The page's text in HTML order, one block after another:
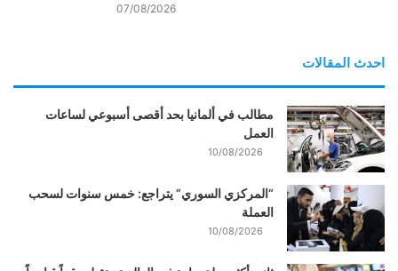
07/08/2026
احدث المقالات
مطالب في ألمانيا بحد أقصى أسبوعي لساعات
العمل
10/08/2026
“المركزي السوري” يتراجع: خمس سنوات لسحب
العملة
10/08/2026